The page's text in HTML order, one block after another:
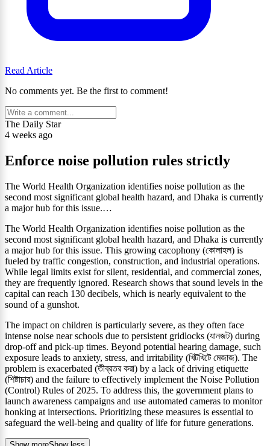
Read Article
No comments yet. Be the first to comment!
The Daily Star
4 weeks ago
Enforce noise pollution rules strictly
The World Health Organization identifies noise pollution as the
second most significant global health hazard, and Dhaka is currently
a major hub for this issue.…
The World Health Organization identifies noise pollution as the
second most significant global health hazard, and Dhaka is currently
a major hub for this issue. This growing cacophony (কোলাহল) is
fueled by traffic congestion, construction, and industrial operations.
While legal limits exist for silent, residential, and commercial zones,
they are frequently ignored. Research shows that sound levels in the
capital can reach 130 decibels, which is nearly equivalent to the
sound of a gunshot.
The impact on children is particularly severe, as they often face
intense noise near schools due to persistent gridlocks (যানজট) during
drop-off and pick-up times. Beyond potential hearing damage, such
exposure leads to anxiety, stress, and irritability (খিটখিটে মেজাজ). The
problem is exacerbated (তীব্রতর করা) by a lack of driving etiquette
(শিষ্টাচার) and the failure to effectively implement the Noise Pollution
(Control) Rules of 2025. To address this, the government plans to
launch awareness campaigns and use automated cameras to monitor
honking at intersections. Prioritizing these measures is essential to
safeguard the well-being and quality of life for future generations.